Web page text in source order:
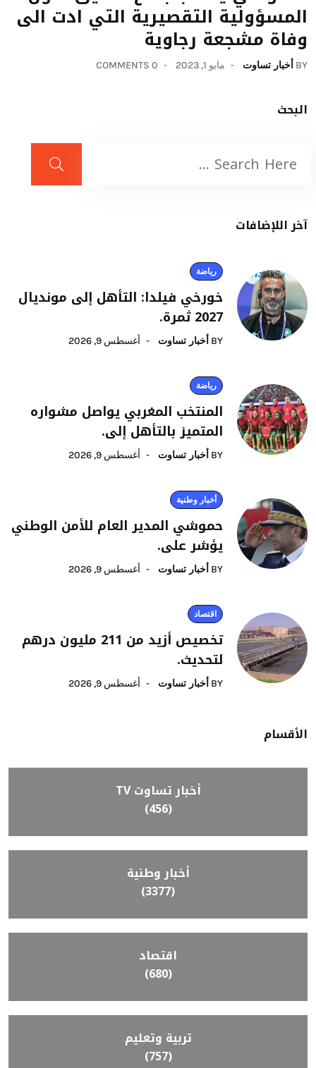
المسؤولية التقصيرية التي ادت الى
وفاة مشجعة رجاوية
BY أخبار تساوت مايو 1, 2023 0 COMMENTS
البحث
آخر اللإضافات
رياضة
خورخي فيلدا: التأهل إلى مونديال
2027 ثمرة.
BY أخبار تساوت أغسطس 9, 2026
رياضة
المنتخب المغربي يواصل مشواره
المتميز بالتأهل إلى.
BY أخبار تساوت أغسطس 9, 2026
أخبار وطنية
حموشي المدير العام للأمن الوطني
يؤشر على.
BY أخبار تساوت أغسطس 9, 2026
اقتصاد
تخصيص أزيد من 211 مليون درهم
لتحديث.
BY أخبار تساوت أغسطس 9, 2026
الأقسام
أخبار تساوت TV
(456)
أخبار وطنية
(3377)
اقتصاد
(680)
تربية وتعليم
(757)